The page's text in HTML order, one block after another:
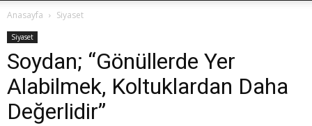
Gazetesi
Anasayfa Siyaset
Siyaset
Soydan; “Gönüllerde Yer
Alabilmek, Koltuklardan Daha
Değerlidir”